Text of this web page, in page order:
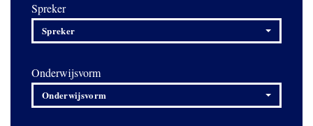
Spreker
Spreker
Onderwijsvorm
Onderwijsvorm